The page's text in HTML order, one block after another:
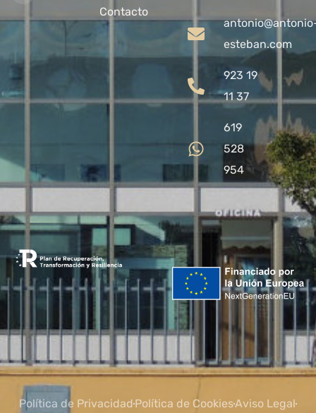
Contacto
esteban.com
923 19
11 37
619
528
954
Política de Privacidad Política de CookiesAviso Legal